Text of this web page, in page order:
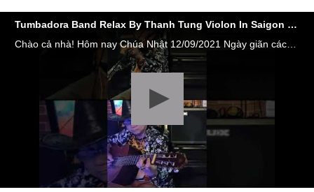
Tumbadora Band Relax By Thanh Tung Violon In Saigon Social Distance Dem Lao Xao (day 66th)